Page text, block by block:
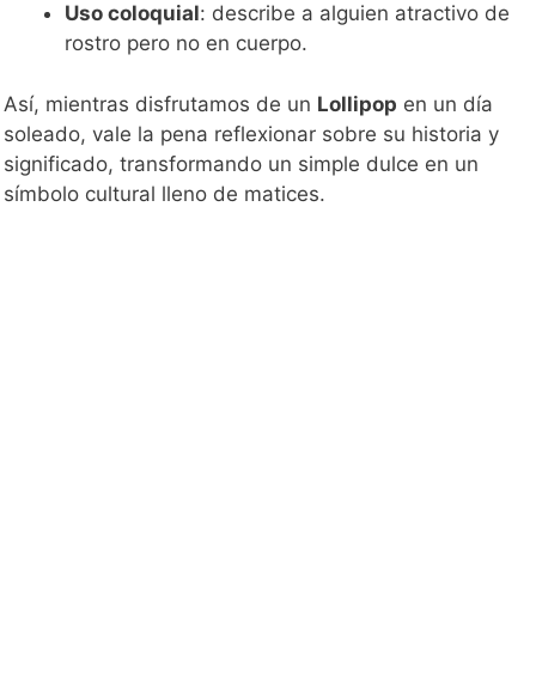
Uso coloquial: describe a alguien atractivo de
rostro pero no en cuerpo.
Así, mientras disfrutamos de un Lollipop en un día
soleado, vale la pena reflexionar sobre su historia y
significado, transformando un simple dulce en un
símbolo cultural lleno de matices.